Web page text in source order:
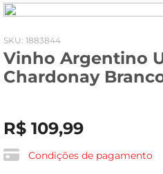
: 1883844
Vinho Argentino
Chardonay
R$ 109,99
Condições de pagamento
fogao
café
cerveja
leite
vinho